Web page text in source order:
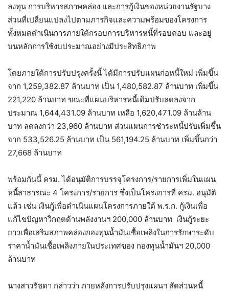
ลงทุน การบริหารสภาพคล่อง และการกู้เงินของหน่วยงานรัฐบาง
ส่วนที่เปลี่ยนแปลงไปตามภารกิจและความพร้อมของโครงการ
ทั้งหมดดำเนินการภายใต้กรอบการบริหารหนี้ที่รอบคอบ และอยู่
บนหลักการใช้งบประมาณอย่างมีประสิทธิภาพ
โดยภายใต้การปรับปรุงครั้งนี้ ได้มีการปรับแผนก่อหนี้ใหม่ เพิ่มขึ้น
จาก 1,259,382.87 ล้านบาท เป็น 1,480,582.87 ล้านบาท เพิ่มขึ้น
221,220 ล้านบาท ขณะที่แผนบริหารหนี้เดิมปรับลดลงจาก
ประมาณ 1,644,431.09 ล้านบาท เหลือ 1,620,471.09 ล้านล้าน
บาท ลดลงกว่า 23,960 ล้านบาท ส่วนแผนการชำระหนี้ปรับเพิ่มขึ้น
จาก 533,526.25 ล้านบาท เป็น 561,194.25 ล้านบาท เพิ่มขึ้นกว่า
27,668 ล้านบาท
พร้อมกันนี้ ครม. ได้อนุมัติการบรรจุโครงการ/รายการเพิ่มในแผน
หนี้สาธารณะ 4 โครงการ/รายการ ซึ่งเป็นโครงการที่ ครม. อนุมัติ
แล้ว เช่น เงินกู้เพื่อดำเนินแผนโครงการภายใต้ พ.ร.ก. กู้เงินเพื่อ
แก้ไขปัญหาวิกฤตด้านพลังงานฯ 200,000 ล้านบาท เงินกู้ระยะ
ยาวเพื่อเสริมสภาพคล่องกองทุนน้ำมันเชื้อเพลิงในการรักษาระดับ
ราคาน้ำมันเชื้อเพลิงภายในประเทศของ กองทุนน้ำมันฯ 20,000
ล้านบาท
นางสาวรัชดา กล่าวว่า ภายหลังการปรับปรุงแผนฯ สัดส่วนหนี้